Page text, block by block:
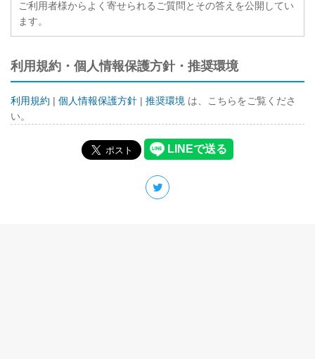
ご利用者様からよく寄せられるご質問とその答えを公開してい
ます。
利用規約・個人情報保護方針・推奨環境
利用規約 | 個人情報保護方針 | 推奨環境 は、こちらをご覧くださ
い。